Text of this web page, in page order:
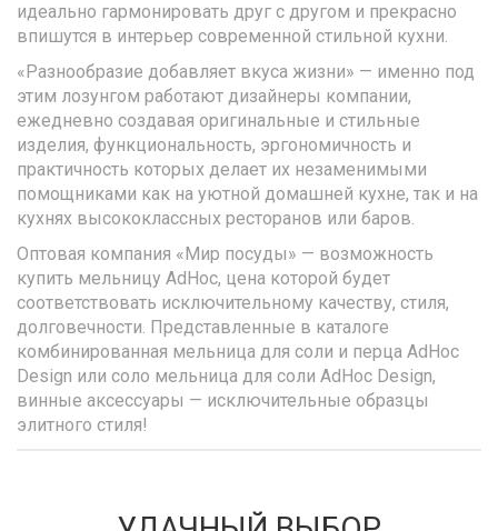
идеально гармонировать друг с другом и прекрасно
впишутся в интерьер современной стильной кухни.
«Разнообразие добавляет вкуса жизни» — именно под
этим лозунгом работают дизайнеры компании,
ежедневно создавая оригинальные и стильные
изделия, функциональность, эргономичность и
практичность которых делает их незаменимыми
помощниками как на уютной домашней кухне, так и на
кухнях высококлассных ресторанов или баров.
Оптовая компания «Мир посуды» — возможность
купить мельницу AdHoc, цена которой будет
соответствовать исключительному качеству, стиля,
долговечности. Представленные в каталоге
комбинированная мельница для соли и перца AdHoc
Design или соло мельница для соли AdHoc Design,
винные аксессуары — исключительные образцы
элитного стиля!